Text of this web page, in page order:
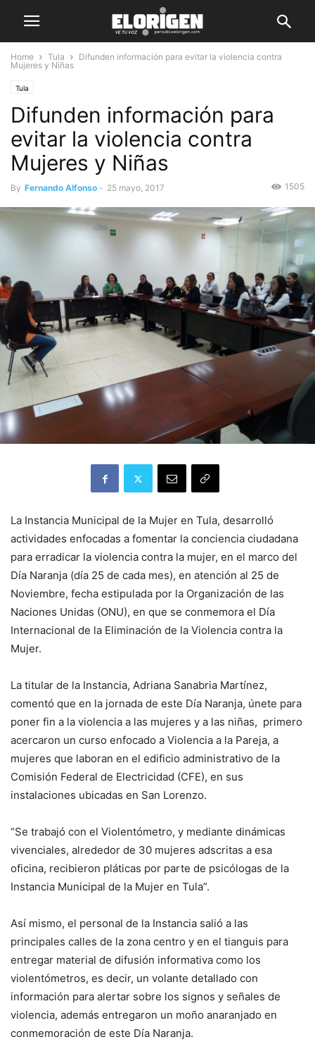
Home Tula
Difunden información para evitar la violencia contra
Mujeres y Niñas
Tula
Difunden información para
evitar la violencia contra
Mujeres y Niñas
By Fernando Alfonso - 25 mayo, 2017 1505
La Instancia Municipal de la Mujer en Tula, desarrolló
actividades enfocadas a fomentar la conciencia ciudadana
para erradicar la violencia contra la mujer, en el marco del
Día Naranja (día 25 de cada mes), en atención al 25 de
Noviembre, fecha estipulada por la Organización de las
Naciones Unidas (ONU), en que se conmemora el Día
Internacional de la Eliminación de la Violencia contra la
Mujer.
La titular de la Instancia, Adriana Sanabria Martínez,
comentó que en la jornada de este Día Naranja, únete para
poner fin a la violencia a las mujeres y a las niñas, primero
acercaron un curso enfocado a Violencia a la Pareja, a
mujeres que laboran en el edificio administrativo de la
Comisión Federal de Electricidad (CFE), en sus
instalaciones ubicadas en San Lorenzo.
“Se trabajó con el Violentómetro, y mediante dinámicas
vivenciales, alrededor de 30 mujeres adscritas a esa
oficina, recibieron pláticas por parte de psicólogas de la
Instancia Municipal de la Mujer en Tula”.
Así mismo, el personal de la Instancia salió a las
principales calles de la zona centro y en el tianguis para
entregar material de difusión informativa como los
violentómetros, es decir, un volante detallado con
información para alertar sobre los signos y señales de
violencia, además entregaron un moño anaranjado en
conmemoración de este Día Naranja.